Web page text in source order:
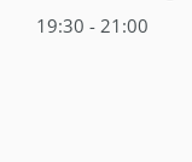
19:30 - 21:00